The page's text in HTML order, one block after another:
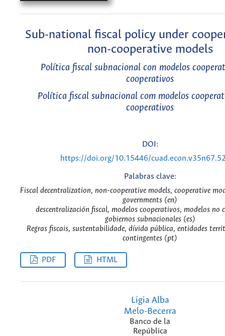
Sub-national fiscal policy under
non-cooperative models
Política fiscal subnacional con modelos
cooperativos
Política fiscal subnacional com modelos
cooperativos
DOI:
https://doi.org/10.15446/
Palabras clave:
Fiscal decentralization, non-cooperative models, cooperative
governments (en)
descentralización fiscal, modelos cooperativos, modelos no
gobiernos subnacionales (es)
Regras fiscais, sustentabilidade, dívida pública, entidades
contingentes (pt)
PDF HTML
Ligia Alba
Melo-Becerra
Banco de la
República